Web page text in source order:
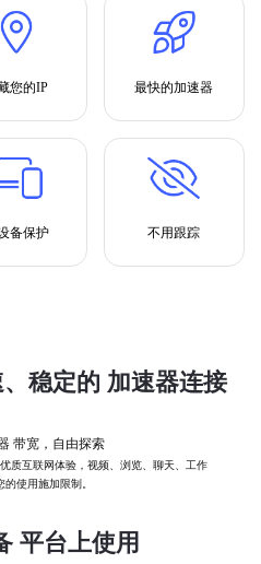
您的IP 最快的加速器
备保护 不用跟踪
稳定的 加速器连接
带宽，自由探索
质互联网体验，视频、浏览、聊天、工作
的使用施加限制。
平台上使用